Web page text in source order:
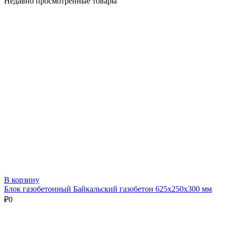
В корзину
Блок газобетонный Байкальский газобетон 625х250х300 мм
₽0